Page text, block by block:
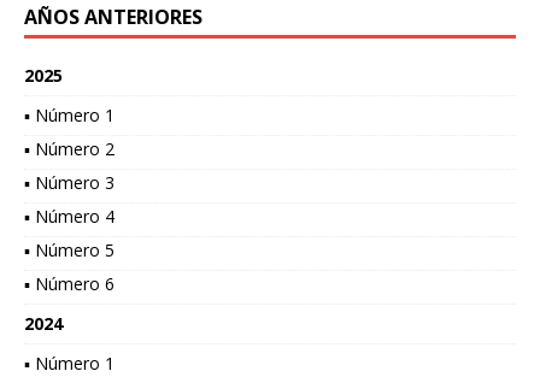
AÑOS ANTERIORES
2025
▪ Número 1
▪ Número 2
▪ Número 3
▪ Número 4
▪ Número 5
▪ Número 6
2024
▪ Número 1